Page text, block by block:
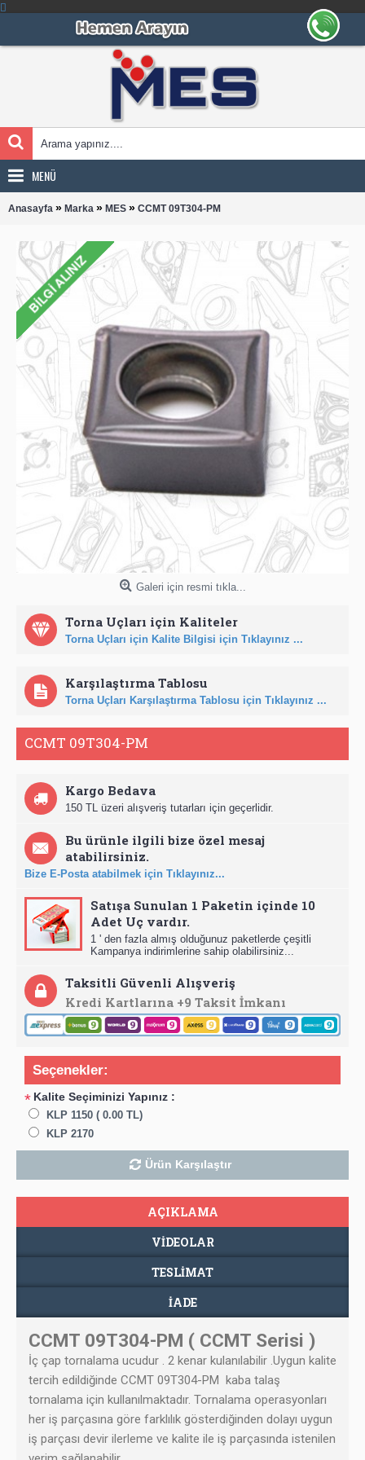
MENÜ
Anasayfa » Marka » MES » CCMT 09T304-PM
Galeri için resmi tıkla...
Torna Uçları için Kaliteler
Torna Uçları için Kalite Bilgisi için Tıklayınız ...
Karşılaştırma Tablosu
Torna Uçları Karşılaştırma Tablosu için Tıklayınız ...
CCMT 09T304-PM
Kargo Bedava
150 TL üzeri alışveriş tutarları için geçerlidir.
Bu ürünle ilgili bize özel mesaj
atabilirsiniz.
Bize E-Posta atabilmek için Tıklayınız...
Satışa Sunulan 1 Paketin içinde 10
Adet Uç vardır.
1 ' den fazla almış olduğunuz paketlerde çeşitli
Kampanya indirimlerine sahip olabilirsiniz...
Taksitli Güvenli Alışveriş
Kredi Kartlarına +9 Taksit İmkanı
Seçenekler:
* Kalite Seçiminizi Yapınız :
KLP 1150 ( 0.00 TL)
KLP 2170
Ürün Karşılaştır
AÇIKLAMA
VIDEOLAR
TESLIMAT
İADE
CCMT 09T304-PM ( CCMT Serisi )
İç çap tornalama ucudur . 2 kenar kulanılabilir .Uygun kalite
tercih edildiğinde CCMT 09T304-PM kaba talaş
tornalama için kullanılmaktadır. Tornalama operasyonları
her iş parçasına göre farklılık gösterdiğinden dolayı uygun
iş parçası devir ilerleme ve kalite ile iş parçasında istenilen